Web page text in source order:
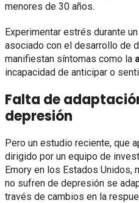
menores de 30 años.
Experimentar estrés durante
asociado con el desarrollo de
manifiestan síntomas como la
incapacidad de anticipar o
Falta de
depresión
Pero un estudio reciente, que
dirigido por un equipo de
Emory en los Estados Unidos,
no sufren de depresión se
través de cambios en la